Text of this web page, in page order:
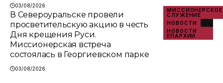
03/08/2026
МИССИОНЕРСКОЕ
СЛУЖЕНИЕ
НОВОСТИ
НОВОСТИ
ЕПАРХИИ
В Североуральске провели
просветительскую акцию в честь
Дня крещения Руси.
Миссионерская встреча
состоялась в Георгиевском парке
03/08/2026